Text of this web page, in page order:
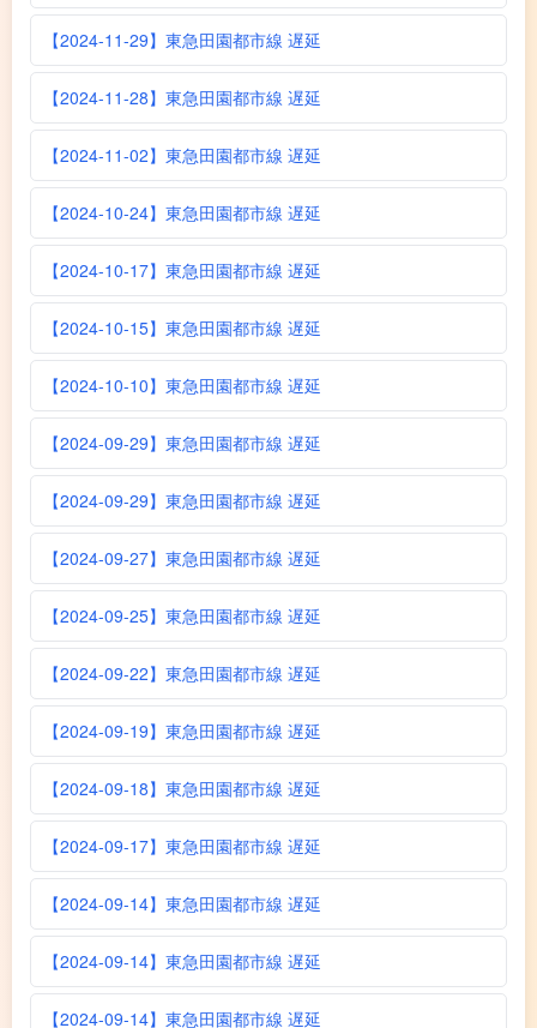
【2024-11-29】東急田園都市線 遅延
【2024-11-28】東急田園都市線 遅延
【2024-11-02】東急田園都市線 遅延
【2024-10-24】東急田園都市線 遅延
【2024-10-17】東急田園都市線 遅延
【2024-10-15】東急田園都市線 遅延
【2024-10-10】東急田園都市線 遅延
【2024-09-29】東急田園都市線 遅延
【2024-09-29】東急田園都市線 遅延
【2024-09-27】東急田園都市線 遅延
【2024-09-25】東急田園都市線 遅延
【2024-09-22】東急田園都市線 遅延
【2024-09-19】東急田園都市線 遅延
【2024-09-18】東急田園都市線 遅延
【2024-09-17】東急田園都市線 遅延
【2024-09-14】東急田園都市線 遅延
【2024-09-14】東急田園都市線 遅延
【2024-09-14】東急田園都市線 遅延